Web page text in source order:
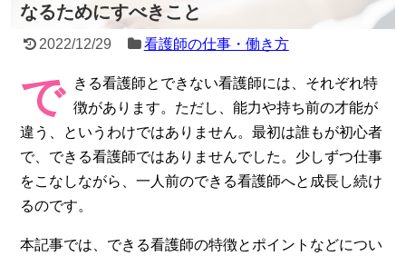
なるためにすべきこと
2022/12/29 看護師の仕事・働き方
で
きる看護師とできない看護師には、それぞれ特
徴があります。ただし、能力や持ち前の才能が
違う、というわけではありません。最初は誰もが初心者
で、できる看護師ではありませんでした。少しずつ仕事
をこなしながら、一人前のできる看護師へと成長し続け
るのです。
本記事では、できる看護師の特徴とポイントなどについ